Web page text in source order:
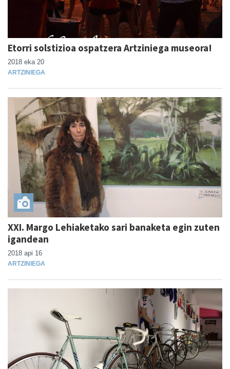
Etorri solstizioa ospatzera Artziniega museora!
2018 eka 20
ARTZINIEGA
XXI. Margo Lehiaketako sari banaketa egin zuten
igandean
2018 api 16
ARTZINIEGA